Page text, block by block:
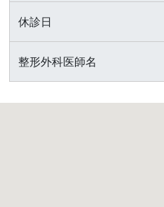
休診日
整形外科医師名